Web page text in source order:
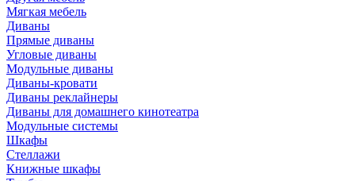
Мягкая мебель
Диваны
Прямые диваны
Угловые диваны
Модульные диваны
Диваны-кровати
Диваны реклайнеры
Диваны для домашнего кинотеатра
Модульные системы
Шкафы
Стеллажи
Книжные шкафы